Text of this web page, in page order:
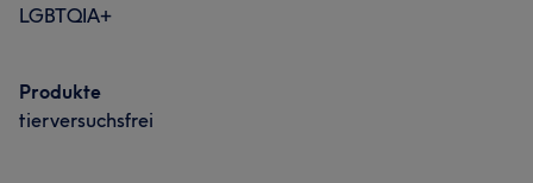
LGBTQIA+
Produkte
tierversuchsfrei